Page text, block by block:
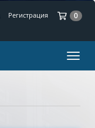
Регистрация 0